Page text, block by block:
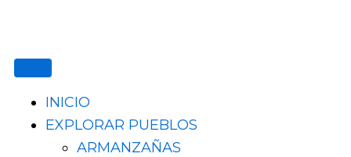
contenido
INICIO
EXPLORAR PUEBLOS
ARMANZAÑAS